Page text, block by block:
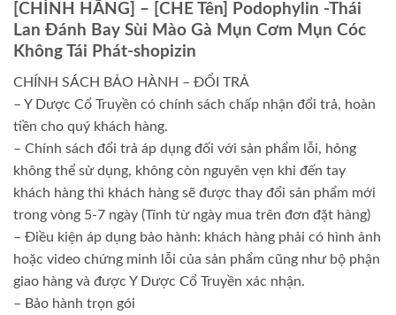
[CHÍNH HÃNG] – [CHE Tên] Podophylin -Thái
Lan Đánh Bay Sùi Mào Gà Mụn Cơm Mụn Cóc
Không Tái Phát-shopizin
CHÍNH SÁCH BẢO HÀNH – ĐỔI TRẢ
– Y Dược Cổ Truyền có chính sách chấp nhận đổi trả, hoàn
tiền cho quý khách hàng.
– Chính sách đổi trả áp dụng đối với sản phẩm lỗi, hỏng
không thể sử dụng, không còn nguyên vẹn khi đến tay
khách hàng thì khách hàng sẽ được thay đổi sản phẩm mới
trong vòng 5-7 ngày (Tính từ ngày mua trên đơn đặt hàng)
– Điều kiện áp dụng bảo hành: khách hàng phải có hình ảnh
hoặc video chứng minh lỗi của sản phẩm cũng như bộ phận
giao hàng và được Y Dược Cổ Truyền xác nhận.
– Bảo hành trọn gói